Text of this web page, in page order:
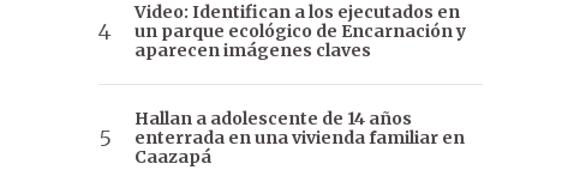
Video: Identifican a los ejecutados en
un parque ecológico de Encarnación y
aparecen imágenes claves
Hallan a adolescente de 14 años
enterrada en una vivienda familiar en
Caazapá